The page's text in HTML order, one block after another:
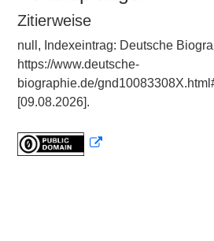
Zitierweise
null, Indexeintrag: Deutsche
https://www.deutsche-
biographie.de/
[09.08.2026].